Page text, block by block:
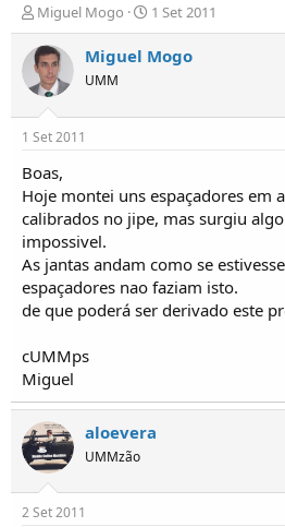
I
n
i
c
i
d
o
r
e
T
ó
p
i
c
Miguel Mogo
D
a
t
i
o
1 Set 2011
Miguel Mogo
UMM
1 Set 2011
Boas,
Hoje montei uns espaçadores em
calibrados no jipe, mas surgiu
impossivel.
As jantas andam como se
espaçadores nao faziam isto.
de que poderá ser derivado este
cUMMps
Miguel
aloevera
UMMzão
2 Set 2011